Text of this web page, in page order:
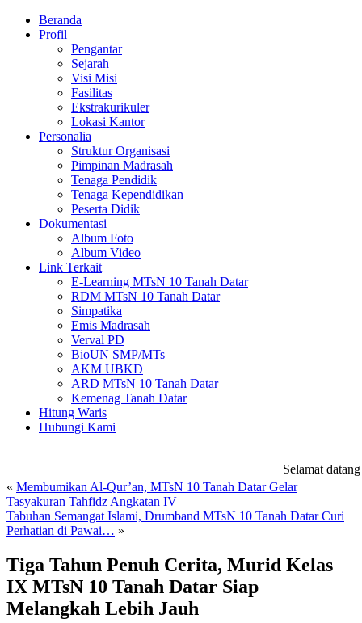
Beranda
Profil
Pengantar
Sejarah
Visi Misi
Fasilitas
Ekstrakurikuler
Lokasi Kantor
Personalia
Struktur Organisasi
Pimpinan Madrasah
Tenaga Pendidik
Tenaga Kependidikan
Peserta Didik
Dokumentasi
Album Foto
Album Video
Link Terkait
E-Learning MTsN 10 Tanah Datar
RDM MTsN 10 Tanah Datar
Simpatika
Emis Madrasah
Verval PD
BioUN SMP/MTs
AKM UBKD
ARD MTsN 10 Tanah Datar
Kemenag Tanah Datar
Hitung Waris
Hubungi Kami
Selamat datang
« Membumikan Al-Qur’an, MTsN 10 Tanah Datar Gelar
Tasyakuran Tahfidz Angkatan IV
Tabuhan Semangat Islami, Drumband MTsN 10 Tanah Datar Curi
Perhatian di Pawai… »
Tiga Tahun Penuh Cerita, Murid Kelas
IX MTsN 10 Tanah Datar Siap
Melangkah Lebih Jauh